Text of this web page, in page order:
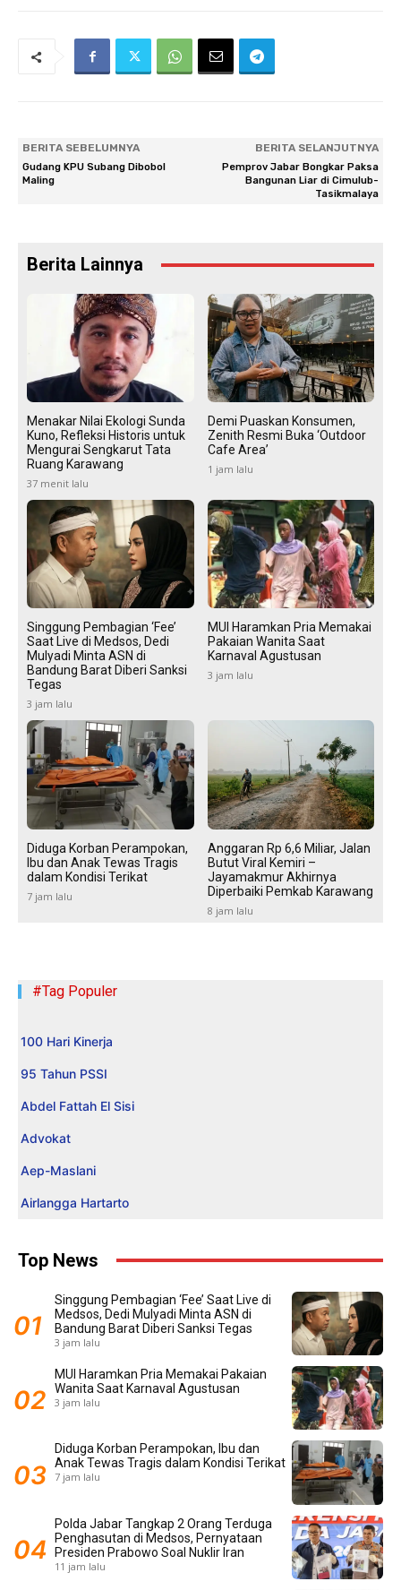
BERITA SEBELUMNYA
Gudang KPU Subang Dibobol
Maling
BERITA SELANJUTNYA
Pemprov Jabar Bongkar Paksa
Bangunan Liar di Cimulub-
Tasikmalaya
Berita Lainnya
Menakar Nilai Ekologi Sunda
Kuno, Refleksi Historis untuk
Mengurai Sengkarut Tata
Ruang Karawang
37 menit lalu
Demi Puaskan Konsumen,
Zenith Resmi Buka ‘Outdoor
Cafe Area’
1 jam lalu
Singgung Pembagian ‘Fee’
Saat Live di Medsos, Dedi
Mulyadi Minta ASN di
Bandung Barat Diberi Sanksi
Tegas
3 jam lalu
MUI Haramkan Pria Memakai
Pakaian Wanita Saat
Karnaval Agustusan
3 jam lalu
Diduga Korban Perampokan,
Ibu dan Anak Tewas Tragis
dalam Kondisi Terikat
7 jam lalu
Anggaran Rp 6,6 Miliar, Jalan
Butut Viral Kemiri –
Jayamakmur Akhirnya
Diperbaiki Pemkab Karawang
8 jam lalu
#Tag Populer
100 Hari Kinerja
95 Tahun PSSI
Abdel Fattah El Sisi
Advokat
Aep-Maslani
Airlangga Hartarto
Top News
Singgung Pembagian ‘Fee’ Saat Live di
Medsos, Dedi Mulyadi Minta ASN di
Bandung Barat Diberi Sanksi Tegas
3 jam lalu
MUI Haramkan Pria Memakai Pakaian
Wanita Saat Karnaval Agustusan
3 jam lalu
Diduga Korban Perampokan, Ibu dan
Anak Tewas Tragis dalam Kondisi Terikat
7 jam lalu
Polda Jabar Tangkap 2 Orang Terduga
Penghasutan di Medsos, Pernyataan
Presiden Prabowo Soal Nuklir Iran
11 jam lalu